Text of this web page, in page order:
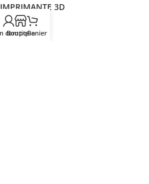
IMPRIMANTE 3D
ROBOTIQUE
compte
BoutiquePanier